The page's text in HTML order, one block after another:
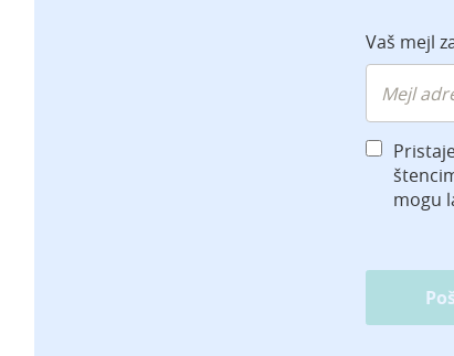
Vaš mejl
mogu